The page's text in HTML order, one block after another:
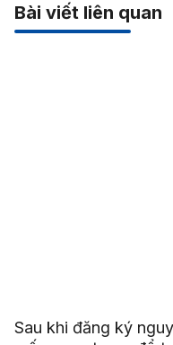
Bài viết liên quan
Sau khi đăng ký